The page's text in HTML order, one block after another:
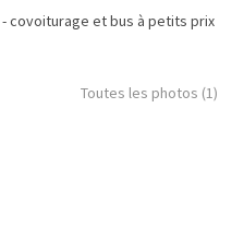
- covoiturage et bus à petits prix
Toutes les photos (1)